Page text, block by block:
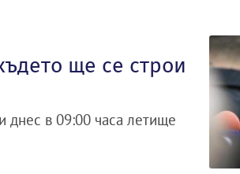
ще се строи
днес в 09:00 часа летище